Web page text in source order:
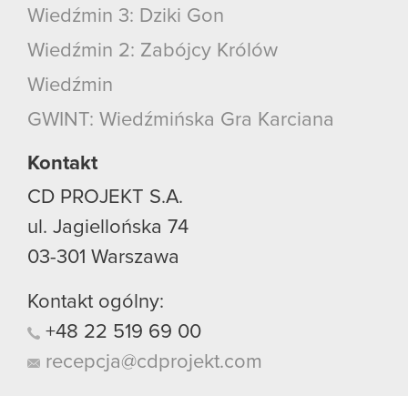
Wiedźmin 3: Dziki Gon
Wiedźmin 2: Zabójcy Królów
Wiedźmin
GWINT: Wiedźmińska Gra Karciana
Kontakt
CD PROJEKT S.A.
ul. Jagiellońska 74
03-301 Warszawa
Kontakt ogólny:
+48 22 519 69 00
recepcja@cdprojekt.com